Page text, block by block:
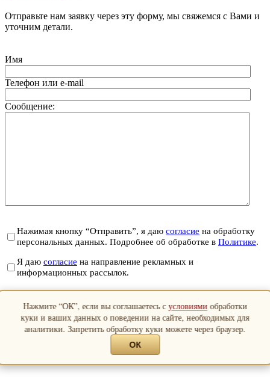
Отправьте нам заявку через эту форму, мы свяжемся с Вами и
уточним детали.
Имя
Телефон или e-mail
Сообщение:
Нажимая кнопку “Отправить”, я даю согласие на обработку
персональных данных. Подробнее об обработке в Политике.
Я даю согласие на направление рекламных и
информационных рассылок.
Отправить
Закрыть
Нажмите “ОК”, если вы соглашаетесь сусловиями обработки
куки и ваших данных о поведении на сайте, необходимых для
аналитики. Запретить обработку куки можете через браузер.
ОК